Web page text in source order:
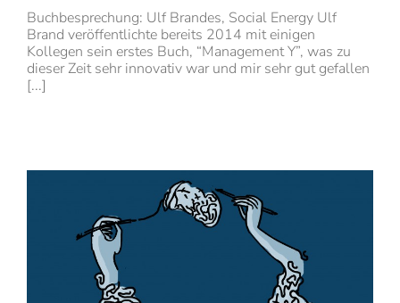
Buchbesprechung: Ulf Brandes, Social Energy Ulf
Brand veröffentlichte bereits 2014 mit einigen
Kollegen sein erstes Buch, “Management Y”, was zu
dieser Zeit sehr innovativ war und mir sehr gut gefallen
[...]